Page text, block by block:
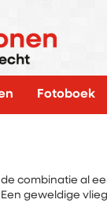
Fotoboek
combinatie al
geweldige